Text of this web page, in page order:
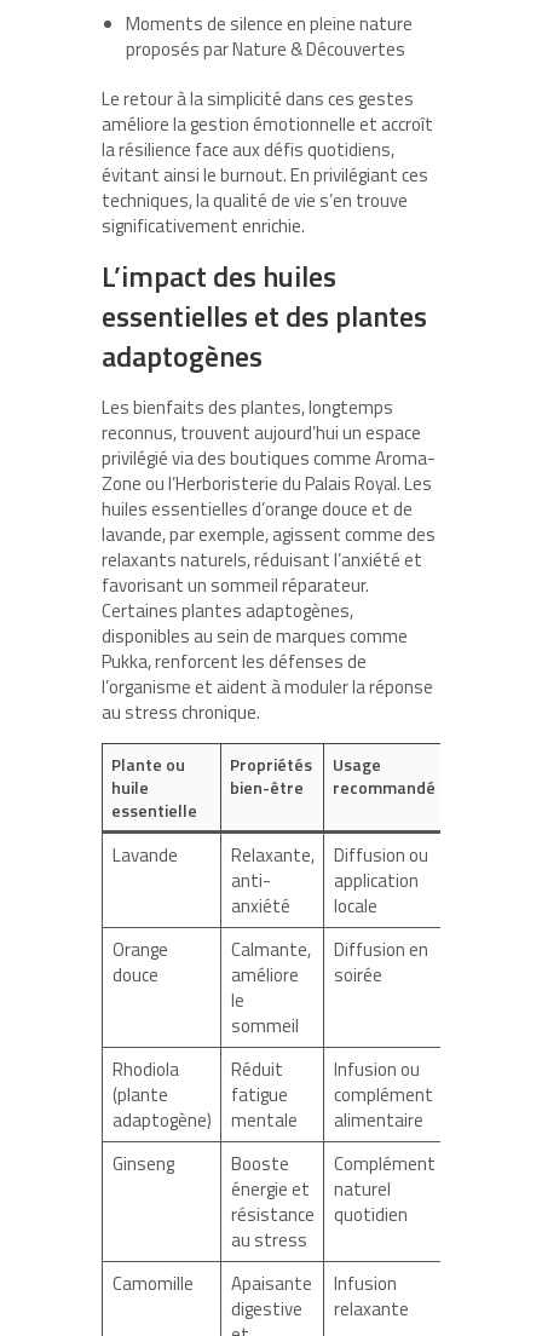
Moments de silence en pleine nature
proposés par Nature & Découvertes
Le retour à la simplicité dans ces gestes
améliore la gestion émotionnelle et accroît
la résilience face aux défis quotidiens,
évitant ainsi le burnout. En privilégiant ces
techniques, la qualité de vie s’en trouve
significativement enrichie.
L’impact des huiles
essentielles et des plantes
adaptogènes
Les bienfaits des plantes, longtemps
reconnus, trouvent aujourd’hui un espace
privilégié via des boutiques comme Aroma-
Zone ou l’Herboristerie du Palais Royal. Les
huiles essentielles d’orange douce et de
lavande, par exemple, agissent comme des
relaxants naturels, réduisant l’anxiété et
favorisant un sommeil réparateur.
Certaines plantes adaptogènes,
disponibles au sein de marques comme
Pukka, renforcent les défenses de
l’organisme et aident à moduler la réponse
au stress chronique.
Plante ou
huile
essentielle
Propriétés
bien-être
Usage
recommandé
Lavande
Relaxante,
anti-
anxiété
Diffusion ou
application
locale
Orange
douce
Calmante,
améliore
le
sommeil
Diffusion en
soirée
Rhodiola
(plante
adaptogène)
Réduit
fatigue
mentale
Infusion ou
complément
alimentaire
Ginseng
Booste
énergie et
résistance
au stress
Complément
naturel
quotidien
Camomille
Apaisante
digestive
Infusion
relaxante